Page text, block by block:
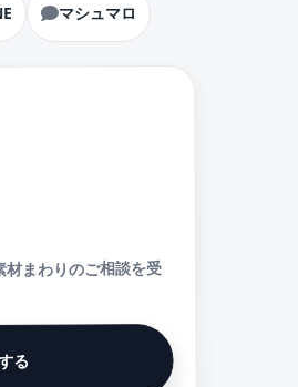
マシュマロ
材まわりのご相談を受
る